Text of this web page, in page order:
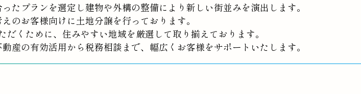
たプランを選定し建物や外構の整備により新しい街並みを演出します。
のお客様向けに土地分譲を行っております。
くために、住みやすい地域を厳選して取り揃えております。
産の有効活用から税務相談まで、幅広くお客様をサポートいたします。